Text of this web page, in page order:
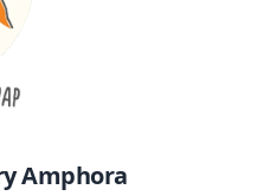
Amphora